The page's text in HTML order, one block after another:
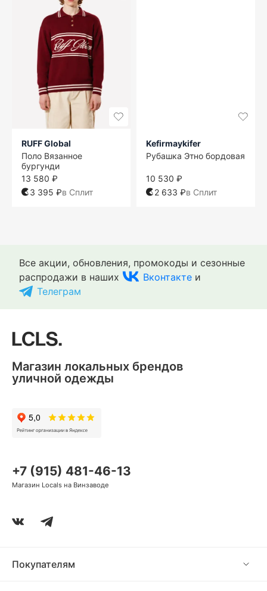
RUFF Global
Поло Вязанное
бургунди
13 580 ₽
3 395 ₽в Сплит
Kefirmaykifer
Рубашка Этно бордовая
10 530 ₽
2 633 ₽в Сплит
Все акции, обновления, промокоды и сезонные
распродажи в наших
Вконтакте и
Телеграм
Покупателям
+7 (915) 481-46-13
Магазин Locals на Винзаводе
Магазин локальных брендов
уличной одежды